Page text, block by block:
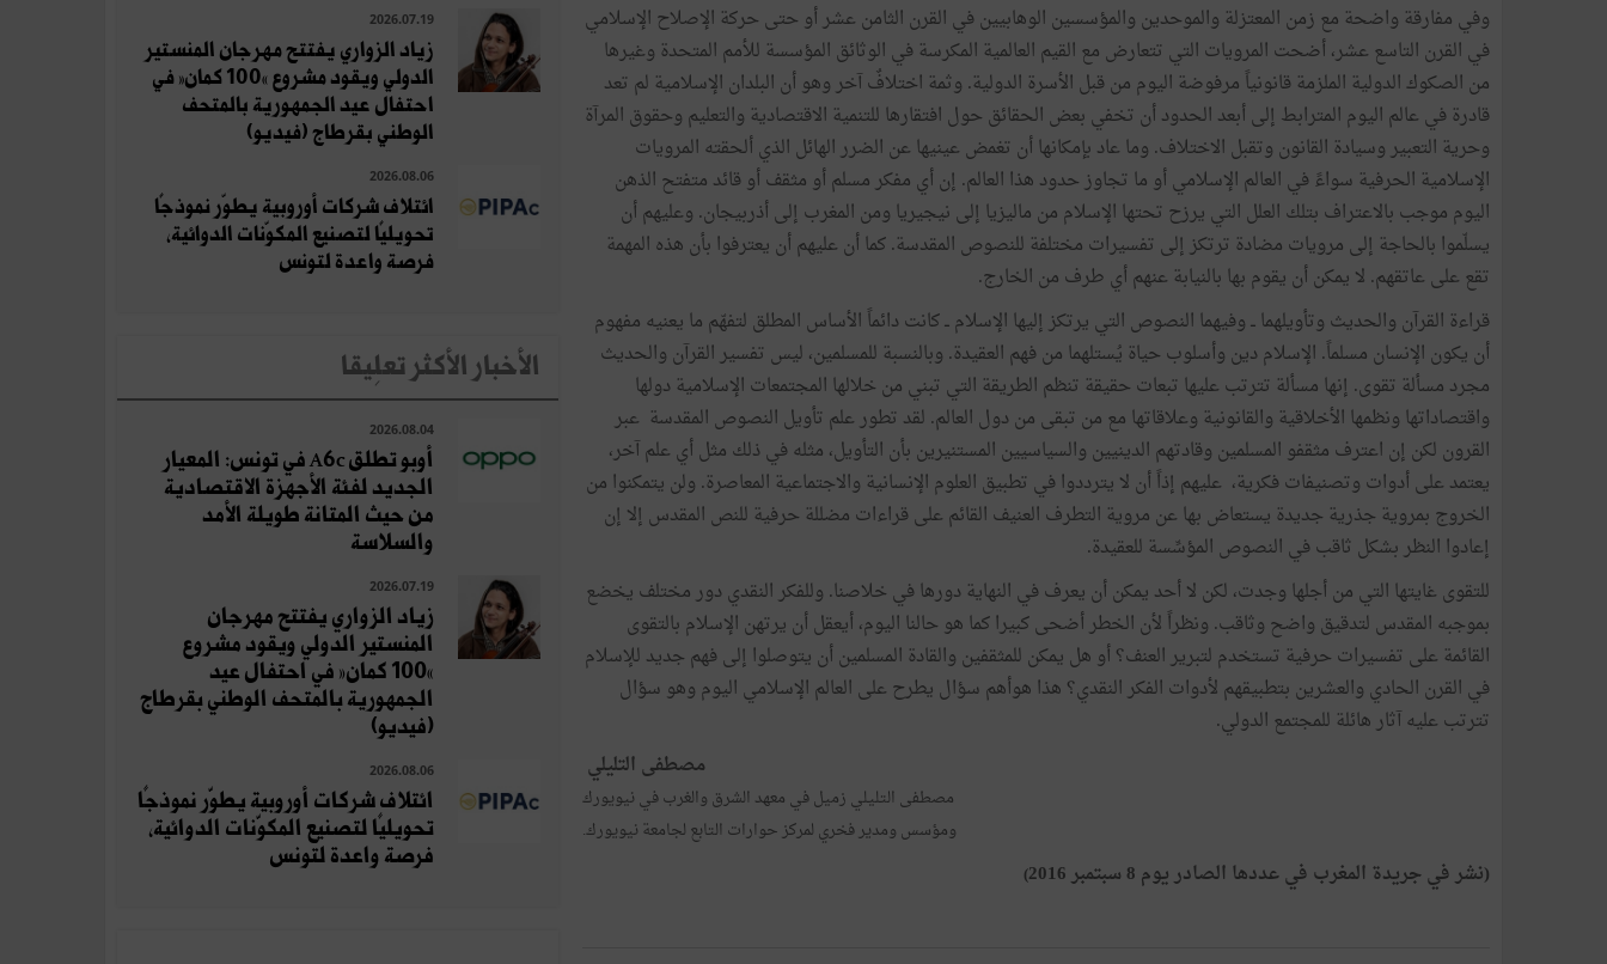
وفي مفارقة واضحة مع زمن المعتزلة والموحدين والمؤسسين الوهابيين في القرن الثامن عشر أو حتى حركة الإصلاح الإسلامي
في القرن التاسع عشر، أضحت المرويات التي تتعارض مع القيم العالمية المكرسة في الوثائق المؤسسة للأمم المتحدة وغيرها
من الصكوك الدولية الملزمة قانونياً مرفوضة اليوم من قبل الأسرة الدولية. وثمة اختلافٌ آخر وهو أن البلدان الإسلامية لم تعد
قادرة في عالم اليوم المترابط إلى أبعد الحدود أن تخفي بعض الحقائق حول افتقارها للتنمية الاقتصادية والتعليم وحقوق المرآة
وحرية التعبير وسيادة القانون وتقبل الاختلاف. وما عاد بإمكانها أن تغمض عينيها عن الضرر الهائل الذي ألحقته المرويات
الإسلامية الحرفية سواءً في العالم الإسلامي أو ما تجاوز حدود هذا العالم. إن أي مفكر مسلم أو مثقف أو قائد متفتح الذهن
اليوم موجب بالاعتراف بتلك العلل التي يرزح تحتها الإسلام من ماليزيا إلى نيجيريا ومن المغرب إلى أذربيجان. وعليهم أن
يسلّموا بالحاجة إلى مرويات مضادة ترتكز إلى تفسيرات مختلفة للنصوص المقدسة. كما أن عليهم أن يعترفوا بأن هذه المهمة
تقع على عاتقهم. لا يمكن أن يقوم بها بالنيابة عنهم أي طرف من الخارج.
قراءة القرآن والحديث وتأويلهما ــ وفيهما النصوص التي يرتكز إليها الإسلام ــ كانت دائماً الأساس المطلق لتفهّم ما يعنيه مفهوم
أن يكون الإنسان مسلماً. الإسلام دين وأسلوب حياة يُستلهما من فهم العقيدة. وبالنسبة للمسلمين، ليس تفسير القرآن والحديث
مجرد مسألة تقوى. إنها مسألة تترتب عليها تبعات حقيقة تنظم الطريقة التي تبني من خلالها المجتمعات الإسلامية دولها
واقتصاداتها ونظمها الأخلاقية والقانونية وعلاقاتها مع من تبقى من دول العالم. لقد تطور علم تأويل النصوص المقدسة عبر
القرون لكن إن اعترف مثقفو المسلمين وقادتهم الدينيين والسياسيين المستنيرين بأن التأويل، مثله في ذلك مثل أي علم آخر،
يعتمد على أدوات وتصنيفات فكرية، عليهم إذاً أن لا يترددوا في تطبيق العلوم الإنسانية والاجتماعية المعاصرة. ولن يتمكنوا من
الخروج بمروية جذرية جديدة يستعاض بها عن مروية التطرف العنيف القائم على قراءات مضللة حرفية للنص المقدس إلا إن
إعادوا النظر بشكل ثاقب في النصوص المؤسِّسة للعقيدة.
للتقوى غايتها التي من أجلها وجدت، لكن لا أحد يمكن أن يعرف في النهاية دورها في خلاصنا. وللفكر النقدي دور مختلف يخضع
بموجبه المقدس لتدقيق واضح وثاقب. ونظراً لأن الخطر أضحى كبيرا كما هو حالنا اليوم، أيعقل أن يرتهن الإسلام بالتقوى
القائمة على تفسيرات حرفية تستخدم لتبرير العنف؟ أو هل يمكن للمثقفين والقادة المسلمين أن يتوصلوا إلى فهم جديد للإسلام
في القرن الحادي والعشرين بتطبيقهم لأدوات الفكر النقدي؟ هذا هوأهم سؤال يطرح على العالم الإسلامي اليوم وهو سؤال
تترتب عليه آثار هائلة للمجتمع الدولي.
مصطفى التليلي
مصطفى التليلي زميل في معهد الشرق والغرب في نيويورك
ومؤسس ومدير فخري لمركز حوارات التابع لجامعة نيويورك.
(نشر في جريدة المغرب في عددها الصادر يوم 8 سبتمبر 2016 )
2026.07.19
زياد الزواري يفتتح مهرجان المنستير
الدولي ويقود مشروع «100 كمان» في
احتفال عيد الجمهورية بالمتحف
الوطني بقرطاج (فيديو)
2026.08.06
ائتلاف شركات أوروبية يطوّر نموذجًا
تحويليًا لتصنيع المكوّنات الدوائية،
فرصة واعدة لتونس
الأخبار الأكثر تعلِيقا
2026.08.04
أوبو تطلق A6c في تونس: المعيار
الجديد لفئة الأجهزة الاقتصادية
من حيث المتانة طويلة الأمد
والسلاسة
2026.07.19
زياد الزواري يفتتح مهرجان
المنستير الدولي ويقود مشروع
«100 كمان» في احتفال عيد
الجمهورية بالمتحف الوطني بقرطاج
(فيديو)
2026.08.06
ائتلاف شركات أوروبية يطوّر نموذجًا
تحويليًا لتصنيع المكوّنات الدوائية،
فرصة واعدة لتونس